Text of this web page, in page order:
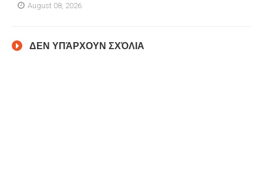
August 08, 2026
ΔΕΝ ΥΠΆΡΧΟΥΝ ΣΧΌΛΙΑ